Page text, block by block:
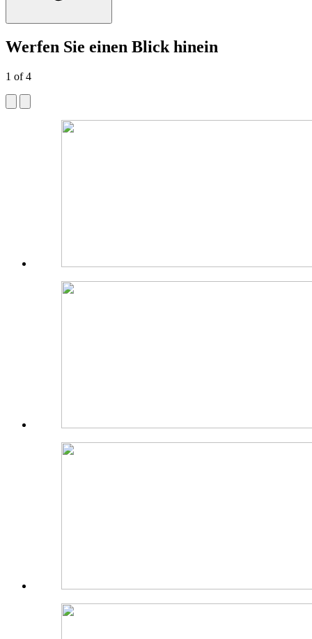
Werfen Sie einen Blick hinein
1 of4